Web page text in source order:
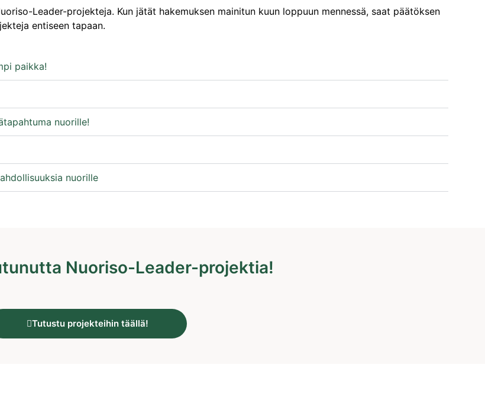
Leader-projekteja. Kun jätät hakemuksen mainitun kuun loppuun mennessä, saat päätöksen
entiseen tapaan.
paikka!
nuorille!
nuorille
Nuoriso-Leader-projektia!
Tutustu projekteihin täällä!